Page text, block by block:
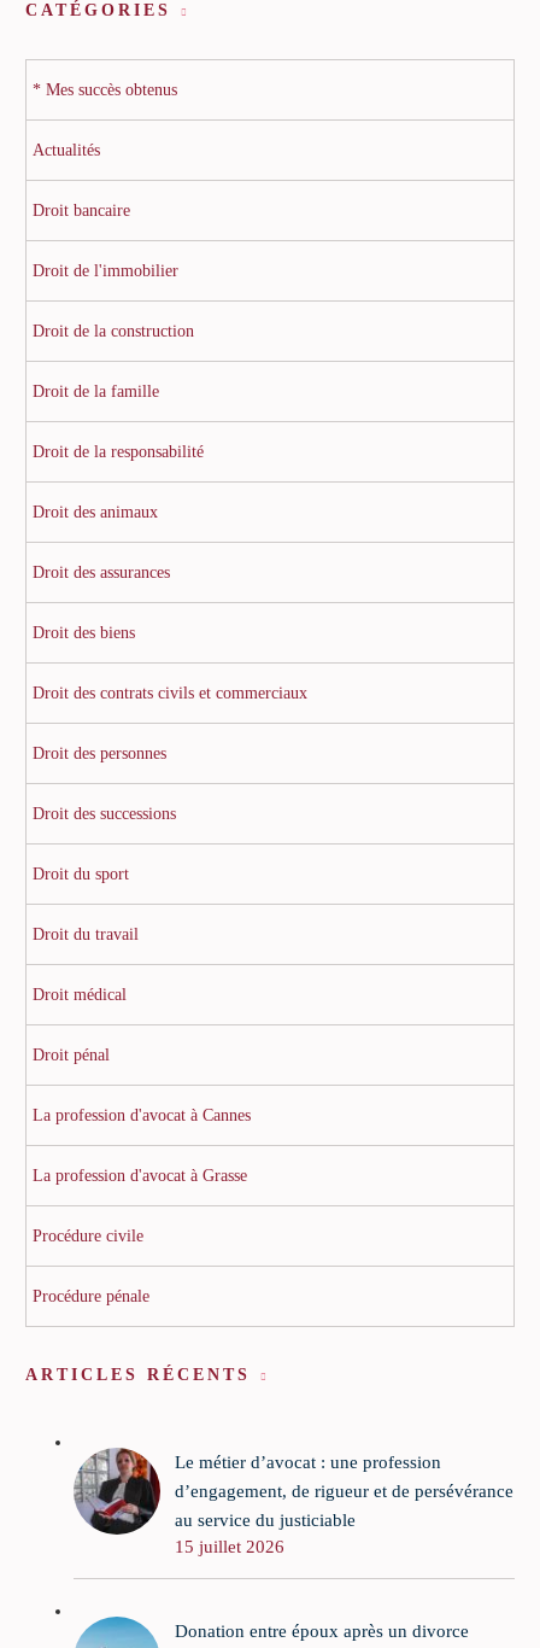
CATÉGORIES
* Mes succès obtenus
Actualités
Droit bancaire
Droit de l'immobilier
Droit de la construction
Droit de la famille
Droit de la responsabilité
Droit des animaux
Droit des assurances
Droit des biens
Droit des contrats civils et commerciaux
Droit des personnes
Droit des successions
Droit du sport
Droit du travail
Droit médical
Droit pénal
La profession d'avocat à Cannes
La profession d'avocat à Grasse
Procédure civile
Procédure pénale
ARTICLES RÉCENTS
Le métier d’avocat : une profession
d’engagement, de rigueur et de persévérance
au service du justiciable
15 juillet 2026
Donation entre époux après un divorce